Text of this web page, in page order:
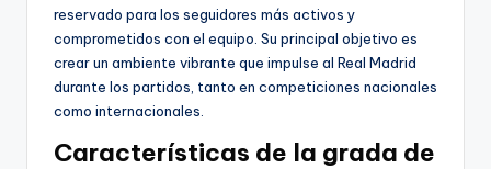
reservado para los seguidores más activos y
comprometidos con el equipo. Su principal objetivo es
crear un ambiente vibrante que impulse al Real Madrid
durante los partidos, tanto en competiciones nacionales
como internacionales.
Características de la grada de